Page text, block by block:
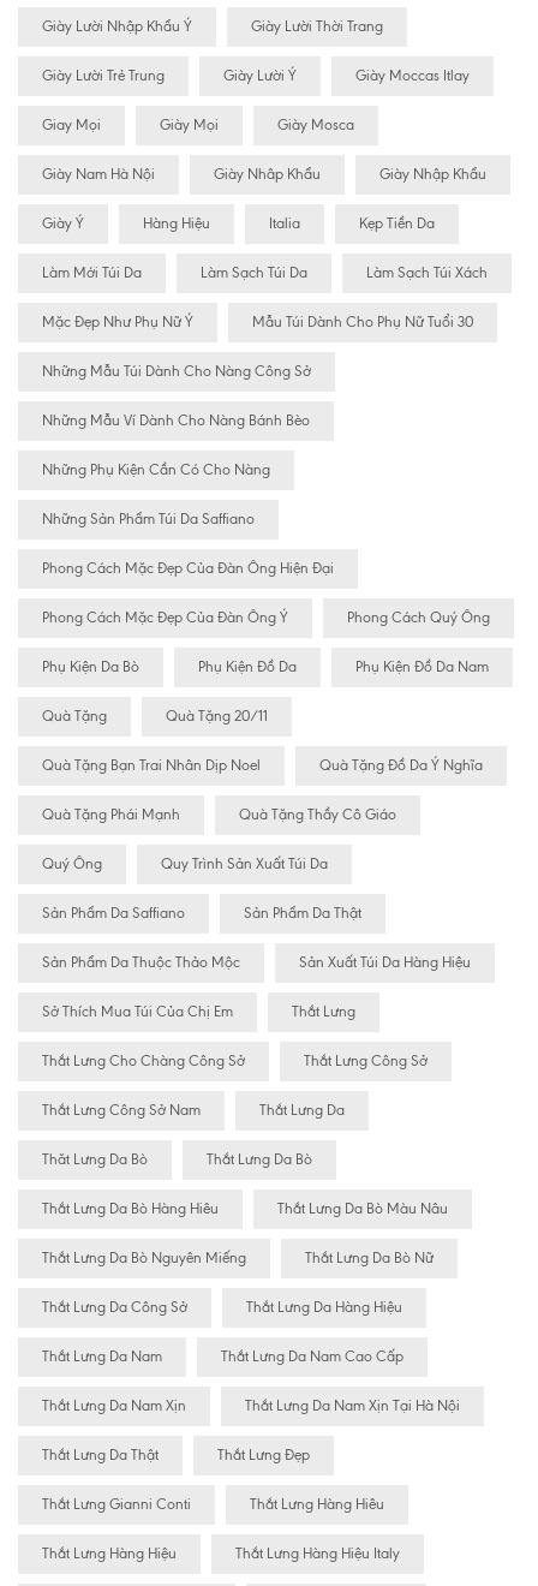
Giày Lười Nhập Khẩu Ý Giày Lười Thời Trang
Giày Lười Trẻ Trung Giày Lười Ý Giày Moccas Itlay
Giay Mọi Giày Mọi Giày Mosca
Giày Nam Hà Nội Giày Nhâp Khẩu Giày Nhập Khẩu
Giày Ý Hàng Hiệu Italia Kẹp Tiền Da
Làm Mới Túi Da Làm Sạch Túi Da Làm Sạch Túi Xách
Mặc Đẹp Như Phụ Nữ Ý Mẫu Túi Dành Cho Phụ Nữ Tuổi 30
Những Mẫu Túi Dành Cho Nàng Công Sở
Những Mẫu Ví Dành Cho Nàng Bánh Bèo
Những Phụ Kiện Cần Có Cho Nàng
Những Sản Phẩm Túi Da Saffiano
Phong Cách Mặc Đẹp Của Đàn Ông Hiện Đại
Phong Cách Mặc Đẹp Của Đàn Ông Ý Phong Cách Quý Ông
Phụ Kiện Da Bò Phụ Kiện Đồ Da Phụ Kiện Đồ Da Nam
Quà Tặng Quà Tặng 20/11
Quà Tặng Bạn Trai Nhân Dịp Noel Quà Tặng Đồ Da Ý Nghĩa
Quà Tặng Phái Mạnh Quà Tặng Thầy Cô Giáo
Quý Ông Quy Trình Sản Xuất Túi Da
Sản Phẩm Da Saffiano Sản Phẩm Da Thật
Sản Phẩm Da Thuộc Thảo Mộc Sản Xuất Túi Da Hàng Hiệu
Sở Thích Mua Túi Của Chị Em Thắt Lưng
Thắt Lưng Cho Chàng Công Sở Thắt Lưng Công Sở
Thắt Lưng Công Sở Nam Thắt Lưng Da
Thăt Lưng Da Bò Thắt Lưng Da Bò
Thắt Lưng Da Bò Hàng Hiêu Thắt Lưng Da Bò Màu Nâu
Thắt Lưng Da Bò Nguyên Miếng Thắt Lưng Da Bò Nữ
Thắt Lưng Da Công Sở Thắt Lưng Da Hàng Hiệu
Thắt Lưng Da Nam Thắt Lưng Da Nam Cao Cấp
Thắt Lưng Da Nam Xịn Thắt Lưng Da Nam Xịn Tại Hà Nội
Thắt Lưng Da Thật Thắt Lưng Đẹp
Thắt Lưng Gianni Conti Thắt Lưng Hàng Hiêu
Thắt Lưng Hàng Hiệu Thắt Lưng Hàng Hiệu Italy